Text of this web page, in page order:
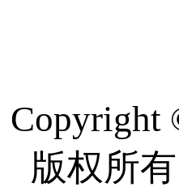
Copyright
版权所